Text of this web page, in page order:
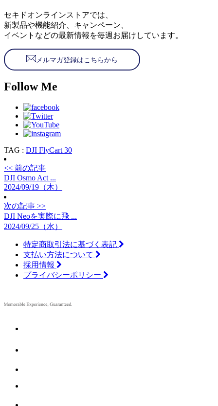
セキドオンラインストアでは、
新製品や機能紹介、キャンペーン、
イベントなどの最新情報を毎週お届けしています。
メルマガ登録はこちらから
Follow Me
TAG : DJI FlyCart 30
<< 前の記事
DJI Osmo Act ...
2024/09/19（木）
次の記事 >>
DJI Neoを実際に飛 ...
2024/09/25（水）
特定商取引法に基づく表記
支払い方法について
採用情報
プライバシーポリシー